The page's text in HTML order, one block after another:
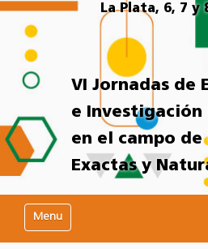
La Plata, 6, 7
VI Jornadas de
e Investigación
en el campo de
Exactas y
Mostrar/Ocultar navegación